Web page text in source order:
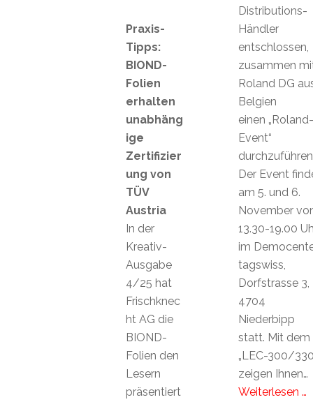
Distributions-
Händler
entschlossen,
zusammen
Roland DG
Belgien
einen „Roland-
Event“
Der Event
am 5. und 6.
November
13.30-19.00
im
tagswiss,
Dorfstrasse 3,
4704
Niederbipp
statt. Mit dem
„LEC-300/
zeigen Ihnen…
Weiterlesen …
Praxis-
Tipps:
BIOND-
Folien
erhalten
unabhäng
ige
Zertifizier
ung von
TÜV
Austria
In der
Kreativ-
Ausgabe
4/25 hat
Frischknec
ht AG die
BIOND-
Folien den
Lesern
präsentiert